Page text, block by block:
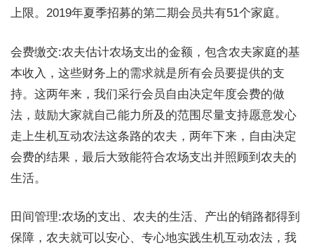
上限。2019年夏季招募的第二期会员共有51个家庭。
会费缴交:农夫估计农场支出的金额，包含农夫家庭的基
本收入，这些财务上的需求就是所有会员要提供的支
持。这两年来，我们采行会员自由决定年度会费的做
法，鼓励大家就自己能力所及的范围尽量支持愿意发心
走上生机互动农法这条路的农夫，两年下来，自由决定
会费的结果，最后大致能符合农场支出并照顾到农夫的
生活。
田间管理:农场的支出、农夫的生活、产出的销路都得到
保障，农夫就可以安心、专心地实践生机互动农法，我